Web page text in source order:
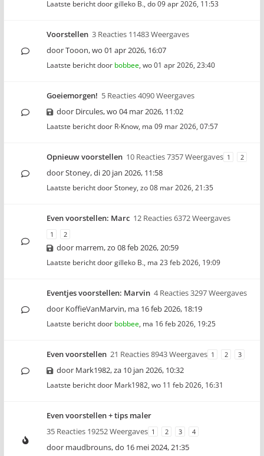
Laatste bericht doorgilleko B., do 09 apr 2026, 11:53
Voorstellen 3 Reacties 11483 Weergaves
doorTooon,wo 01 apr 2026, 16:07
Laatste bericht door bobbee, wo 01 apr 2026, 23:40
Goeiemorgen! 5 Reacties 4090 Weergaves
door Dircules,wo 04 mar 2026, 11:02
Laatste bericht door R-Know, ma 09 mar 2026, 07:57
Opnieuw voorstellen 10 Reacties 7357 Weergaves 1 2
doorStoney,di 20 jan 2026, 11:58
Laatste bericht doorStoney, zo 08 mar 2026, 21:35
Even voorstellen: Marc 12 Reacties 6372 Weergaves
1 2
door marrem,zo 08 feb 2026, 20:59
Laatste bericht doorgilleko B., ma 23 feb 2026, 19:09
Eventjes voorstellen: Marvin 4 Reacties 3297 Weergaves
door KoffieVanMarvin, ma 16 feb 2026, 18:19
Laatste bericht door bobbee, ma 16 feb 2026, 19:25
Even voorstellen 21 Reacties 8943 Weergaves 1 2 3
door Mark1982,za 10 jan 2026, 10:32
Laatste bericht door Mark1982, wo 11 feb 2026, 16:31
Even voorstellen + tips maler
35 Reacties 19252 Weergaves 1 2 3 4
door maudbrouns,do 16 mei 2024, 21:35